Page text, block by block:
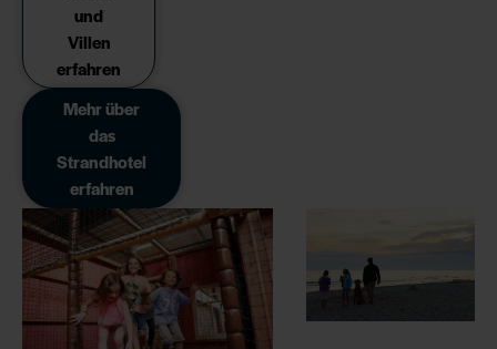
und
Villen
erfahren
Mehr über
das
Strandhotel
erfahren